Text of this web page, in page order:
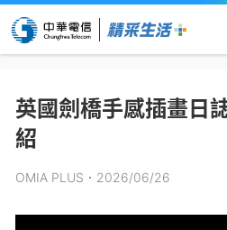
英國劍橋手感插畫日
紹
OMIA PLUS ．2026/06/26